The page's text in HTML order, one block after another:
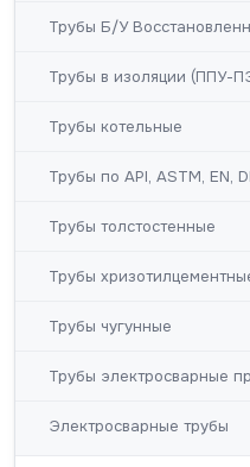
Трубы Б/У
Трубы в изоляции (ППУ-
Трубы котельные
Трубы по API, ASTM, EN,
Трубы толстостенные
Трубы
Трубы чугунные
Трубы электросварные
Электросварные трубы